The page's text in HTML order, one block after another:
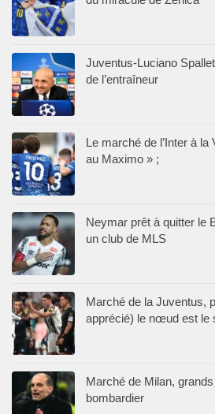
Juventus-Luciano
de l’entraîneur
Le marché de l’Inter à
au Maximo » ;
Neymar prêt à quitter le
un club de MLS
Marché de la Juventus,
apprécié) le nœud est le
Marché de Milan,
bombardier